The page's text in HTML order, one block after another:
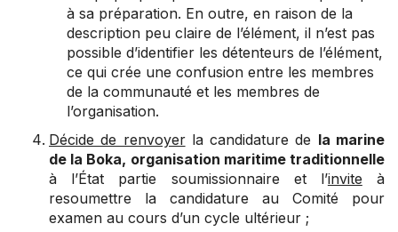
à sa préparation. En outre, en raison de la
description peu claire de l’élément, il n’est pas
possible d’identifier les détenteurs de l’élément,
ce qui crée une confusion entre les membres
de la communauté et les membres de
l’organisation.
Décide de renvoyerla candidature de la marine
de la Boka, organisation maritime traditionnelle
à l’État partie soumissionnaire et l’invite à
resoumettre la candidature au Comité pour
examen au cours d’un cycle ultérieur ;